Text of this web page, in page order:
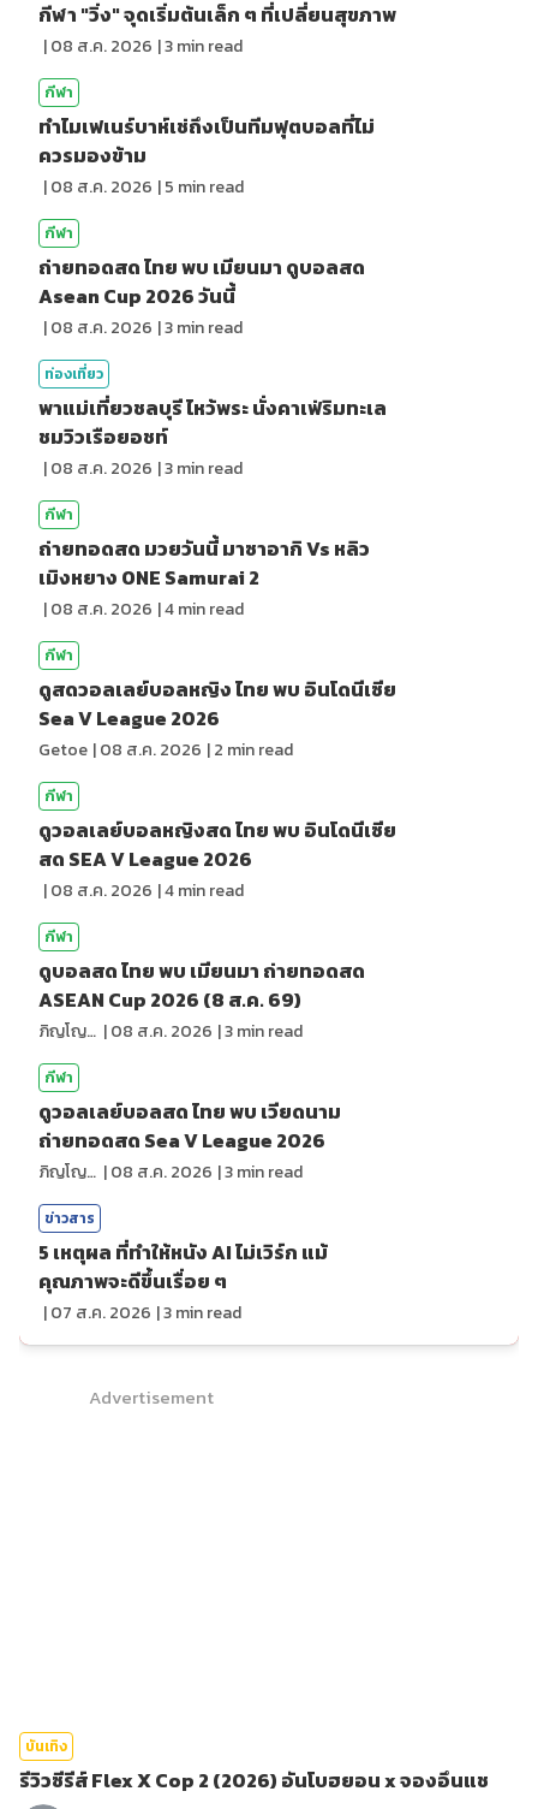
กีฬา "วิ่ง" จุดเริ่มต้นเล็ก ๆ ที่เปลี่ยนสุขภาพ
|08 ส.ค. 2026 |3min read
กีฬา
ทำไมเฟเนร์บาห์เช่ถึงเป็นทีมฟุตบอลที่ไม่
ควรมองข้าม
|08 ส.ค. 2026 |5 min read
กีฬา
ถ่ายทอดสด ไทย พบ เมียนมา ดูบอลสด
Asean Cup 2026 วันนี้
|08 ส.ค. 2026 |3min read
ท่องเที่ยว
พาแม่เที่ยวชลบุรี ไหว้พระ นั่งคาเฟ่ริมทะเล
ชมวิวเรือยอชท์
|08 ส.ค. 2026 |3min read
กีฬา
ถ่ายทอดสด มวยวันนี้ มาซาอากิ Vs หลิว
เมิงหยาง ONE Samurai 2
|08 ส.ค. 2026 |4min read
กีฬา
ดูสดวอลเลย์บอลหญิง ไทย พบ อินโดนีเซีย
Sea V League 2026
Getoe |08 ส.ค. 2026 |2 min read
กีฬา
ดูวอลเลย์บอลหญิงสด ไทย พบ อินโดนีเซีย
สด SEA V League 2026
|08 ส.ค. 2026 |4min read
กีฬา
ดูบอลสด ไทย พบ เมียนมา ถ่ายทอดสด
ASEAN Cup 2026 (8 ส.ค. 69)
ภิญโญ ส่องแสง |08 ส.ค. 2026 |3min read
กีฬา
ดูวอลเลย์บอลสด ไทย พบ เวียดนาม
ถ่ายทอดสด Sea V League 2026
ภิญโญ ส่องแสง |08 ส.ค. 2026 |3min read
ข่าวสาร
5 เหตุผล ที่ทำให้หนัง AI ไม่เวิร์ก แม้
คุณภาพจะดีขึ้นเรื่อย ๆ
|07 ส.ค. 2026 |3min read
Advertisement
บันเทิง
รีวิวซีรีส์ Flex X Cop 2 (2026) อันโบฮยอน x จองอึนแช